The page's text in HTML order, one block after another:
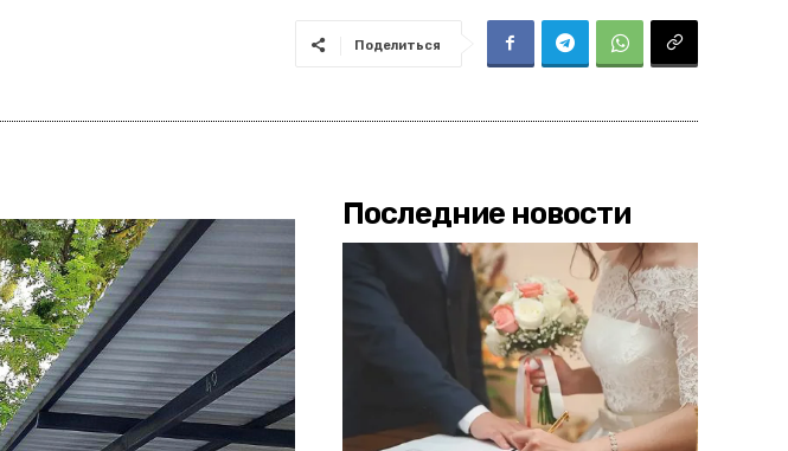
Поделиться
Последние новости